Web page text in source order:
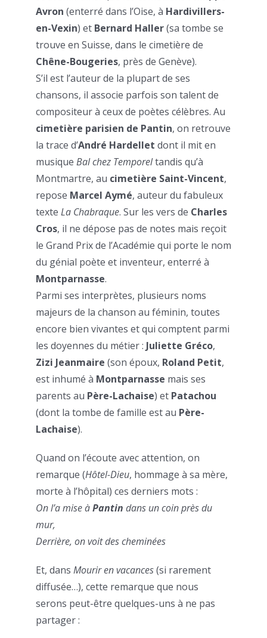
Avron (enterré dans l’Oise, à Hardivillers-
en-Vexin) et Bernard Haller(sa tombe se
trouve en Suisse, dans le cimetière de
Chêne-Bougeries, près de Genève).
S’il est l’auteur de la plupart de ses
chansons, il associe parfois son talent de
compositeur à ceux de poètes célèbres. Au
cimetière parisien de Pantin, on retrouve
la trace d’André Hardellet dont il mit en
musique Bal chez Temporeltandis qu’à
Montmartre, au cimetière Saint-Vincent,
repose Marcel Aymé, auteur du fabuleux
texte La Chabraque. Sur les vers de Charles
Cros, il ne dépose pas de notes mais reçoit
le Grand Prix de l’Académie qui porte le nom
du génial poète et inventeur, enterré à
Montparnasse.
Parmi ses interprètes, plusieurs noms
majeurs de la chanson au féminin, toutes
encore bien vivantes et qui comptent parmi
les doyennes du métier : Juliette Gréco,
Zizi Jeanmaire (son époux, Roland Petit,
est inhumé à Montparnasse mais ses
parents au Père-Lachaise) et Patachou
(dont la tombe de famille est au Père-
Lachaise).
Quand on l’écoute avec attention, on
remarque (Hôtel-Dieu, hommage à sa mère,
morte à l’hôpital) ces derniers mots :
On l’a mise àPantin dans un coin près du
mur,
Derrière, on voit des cheminées
Et, dans Mourir en vacances(si rarement
diffusée…), cette remarque que nous
serons peut-être quelques-uns à ne pas
partager :